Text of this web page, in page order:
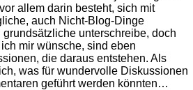
allem darin besteht, sich mit
auch Nicht-Blog-Dinge
unterschreibe, doch
mir wünsche, sind eben
die daraus entstehen. Als
was für wundervolle Diskussionen
geführt werden könnten…